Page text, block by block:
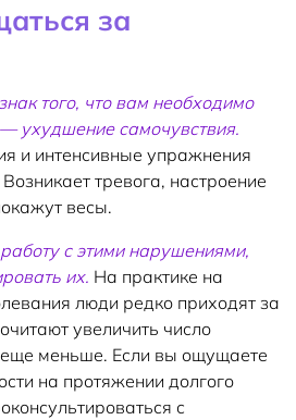
за
того, что вам необходимо
ухудшение самочувствия.
и интенсивные упражнения
тревога, настроение
весы.
с этими нарушениями,
их. На практике на
люди редко приходят за
увеличить число
еще меньше. Если вы ощущаете
на протяжении долгого
с